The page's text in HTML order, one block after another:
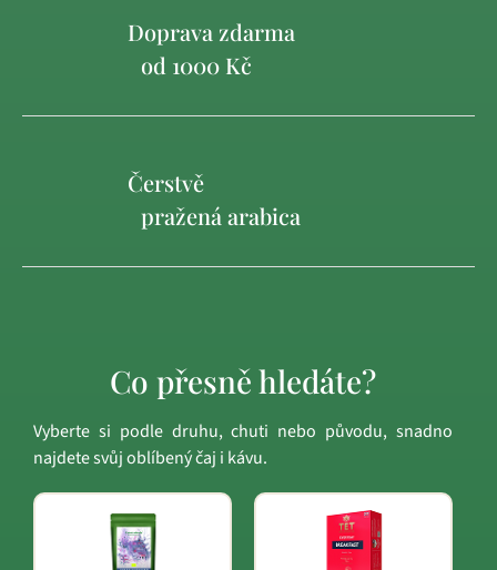
Doprava zdarma
od 1000 Kč
Čerstvě
pražená arabica
Co přesně hledáte?
Vyberte si podle druhu, chuti nebo původu, snadno
najdete svůj oblíbený čaj i kávu.